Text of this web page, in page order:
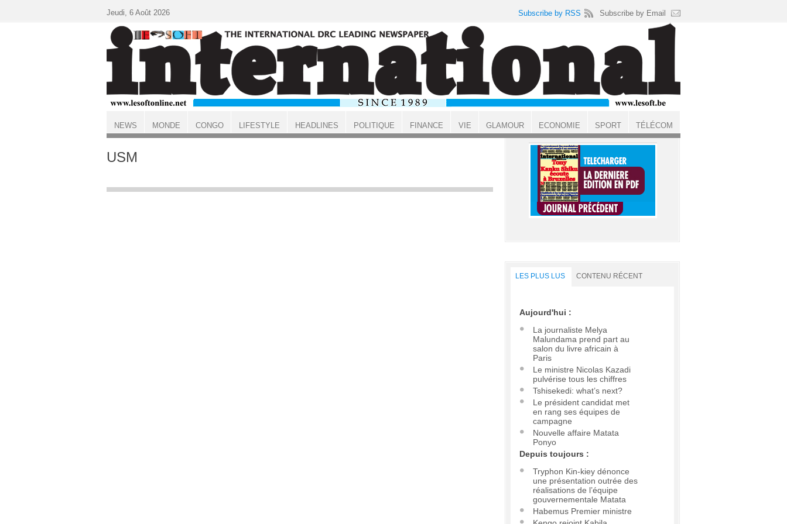
ACCUEIL
USM
LES PLUS LUS CONTENU RÉCENT
Aujourd'hui :
La journaliste Melya
Malundama prend part au
salon du livre africain à
Paris
Le ministre Nicolas Kazadi
pulvérise tous les chiffres
Tshisekedi: what’s next?
Le président candidat met
en rang ses équipes de
campagne
Nouvelle affaire Matata
Ponyo
Depuis toujours :
Tryphon Kin-kiey dénonce
une présentation outrée des
réalisations de l’équipe
gouvernementale Matata
Habemus Premier ministre
Jeudi, 6 Août 2026 Subscribe by RSS Subscribe by Email
NEWS MONDE CONGO LIFESTYLE HEADLINES POLITIQUE FINANCE VIE GLAMOUR ECONOMIE SPORT TÉLÉCOM